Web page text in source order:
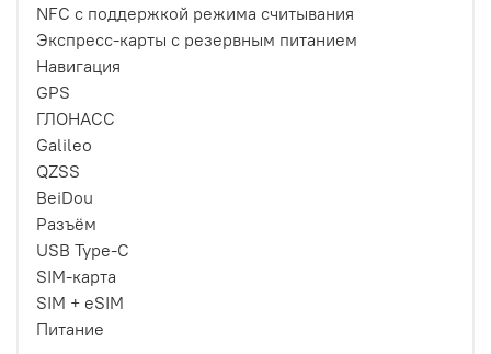
NFC с поддержкой режима считывания
Экспресс‑карты с резервным питанием
Навигация
GPS
ГЛОНАСС
Galileo
QZSS
BeiDou
Разъём
USB Type-C
SIM-карта
SIM + eSIM
Питание